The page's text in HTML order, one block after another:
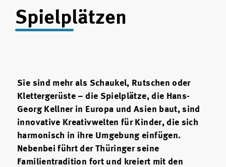
Spielplätzen
Sie sind mehr als Schaukel, Rutschen oder
Klettergerüste – die Spielplätze, die Hans-
Georg Kellner in Europa und Asien baut, sind
innovative Kreativwelten für Kinder, die sich
harmonisch in ihre Umgebung einfügen.
Nebenbei führt der Thüringer seine
Familientradition fort und kreiert mit den